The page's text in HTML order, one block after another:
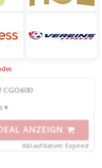
CGO600
ANZEIGN
Ablaufdatum: Expired